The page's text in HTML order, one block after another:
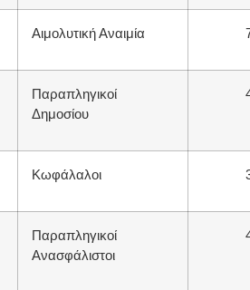
Αιμολυτική Αναιμία
Παραπληγικοί
Δημοσίου
Κωφάλαλοι
Παραπληγικοί
Ανασφάλιστοι